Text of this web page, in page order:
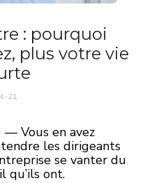
: pourquoi
plus votre vie
21
— Vous en avez
les dirigeants
se vanter du
qu’ils ont.